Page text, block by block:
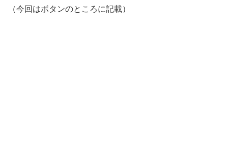
（今回はボタンのところに記載）